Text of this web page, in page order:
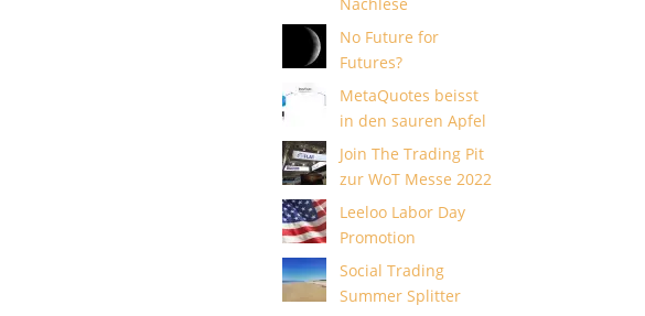
Nachlese
No Future for
Futures?
MetaQuotes beisst
in den sauren Apfel
Join The Trading Pit
zur WoT Messe 2022
Leeloo Labor Day
Promotion
Social Trading
Summer Splitter